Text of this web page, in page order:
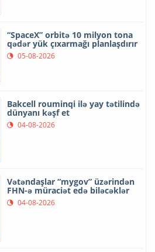
“SpaceX” orbitə 10 milyon tona
qədər yük çıxarmağı planlaşdırır
05-08-2026
Bakcell rouminqi ilə yay tətilində
dünyanı kəşf et
04-08-2026
Vətəndaşlar “mygov” üzərindən
FHN-ə müraciət edə biləcəklər
04-08-2026